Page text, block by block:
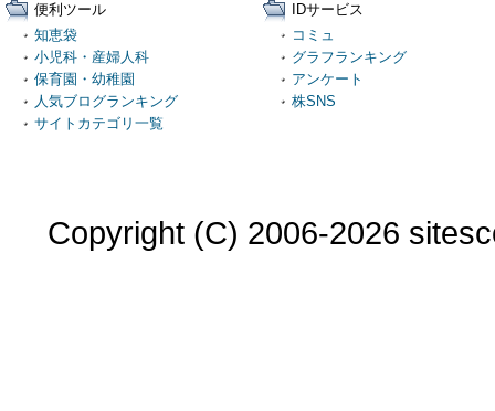
便利ツール
知恵袋
小児科・産婦人科
保育園・幼稚園
人気ブログランキング
サイトカテゴリ一覧
IDサービス
コミュ
グラフランキング
アンケート
株SNS
Copyright (C) 2006-2026